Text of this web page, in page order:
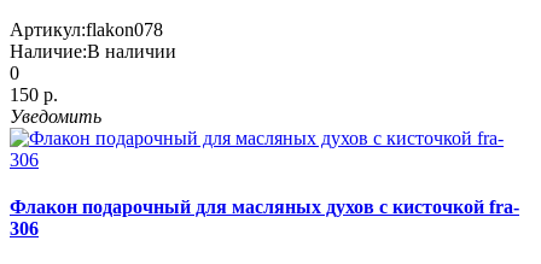
Артикул:flakon078
Наличие:В наличии
0
150 р.
Уведомить
Флакон подарочный для масляных духов с кисточкой fra-
306